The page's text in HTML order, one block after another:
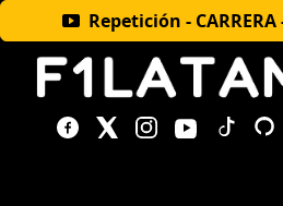
Repetición - CARRERA